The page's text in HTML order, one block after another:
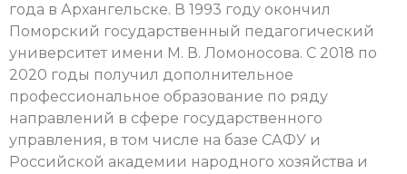
года в Архангельске. В 1993 году окончил
Поморский государственный педагогический
университет имени М. В. Ломоносова. С 2018 по
2020 годы получил дополнительное
профессиональное образование по ряду
направлений в сфере государственного
управления, в том числе на базе САФУ и
Российской академии народного хозяйства и